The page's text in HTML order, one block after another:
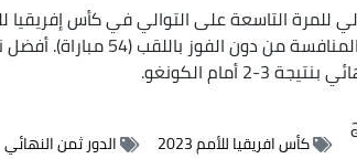
للمرة التاسعة على التوالي في كأس إفريقيا
3-2 أمام الكونغو.
كأس افريقيا للأمم 2023 الدور ثمن النهائي